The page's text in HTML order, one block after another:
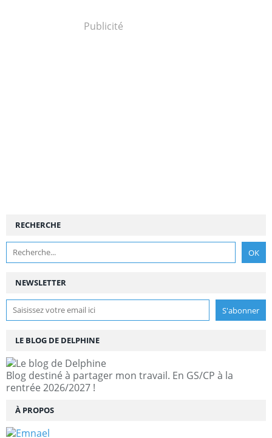
Publicité
NEWSLETTER
RECHERCHE
LE BLOG DE DELPHINE
Blog destiné à partager mon travail. En GS/CP à la
rentrée 2026/2027 !
À PROPOS